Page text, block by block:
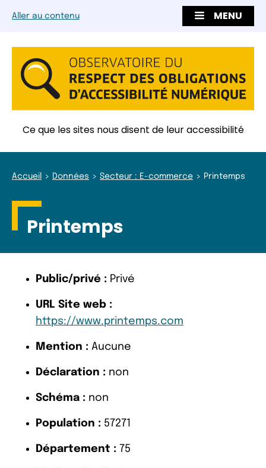
Aller au contenu MENU
Ce que les sites nous disent de leur accessibilité
Accueil Données Secteur : E-commerce Printemps
Printemps
Public/privé : Privé
URL Site web :
https://www.printemps.com
Mention : Aucune
Déclaration : non
Schéma : non
Population : 57271
Département : 75